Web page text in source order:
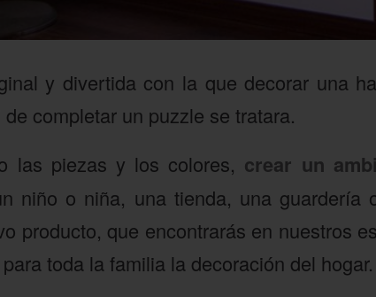
y divertida con la que decorar una
completar un puzzle se tratara.
las piezas y los colores, crear un
niño o niña, una tienda, una guardería
producto, que encontrarás en nuestros
toda la familia la decoración del hogar.